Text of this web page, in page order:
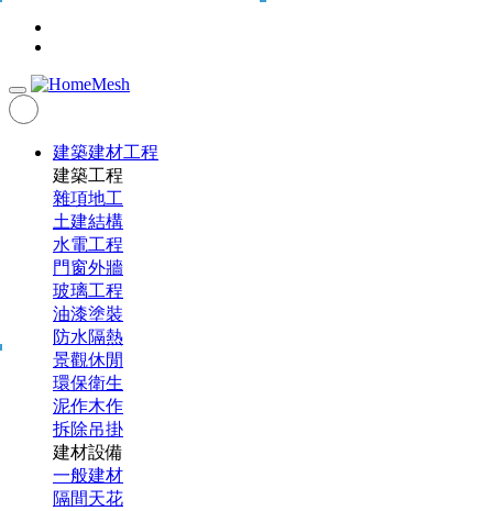
建築建材工程
建築工程
雜項地工
土建結構
水電工程
門窗外牆
玻璃工程
油漆塗裝
防水隔熱
景觀休閒
環保衛生
泥作木作
拆除吊掛
建材設備
一般建材
隔間天花